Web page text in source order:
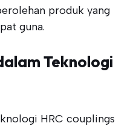
produk yang
guna.
Teknologi
HRC couplings